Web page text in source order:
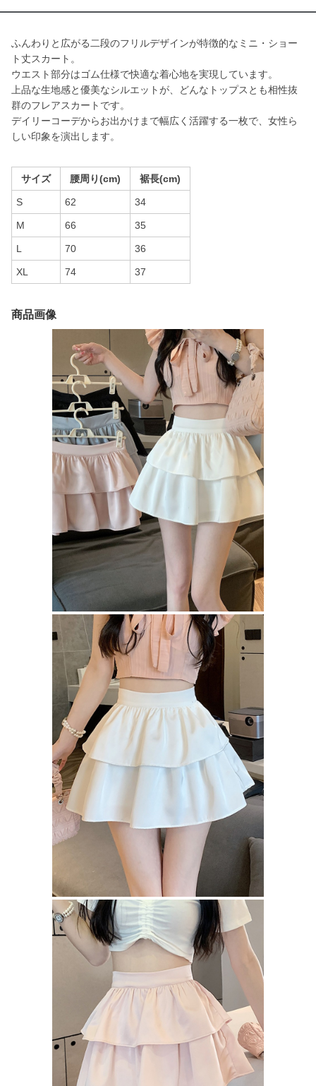
ふんわりと広がる二段のフリルデザインが特徴的なミニ・ショー
ト丈スカート。
ウエスト部分はゴム仕様で快適な着心地を実現しています。
上品な生地感と優美なシルエットが、どんなトップスとも相性抜
群のフレアスカートです。
デイリーコーデからお出かけまで幅広く活躍する一枚で、女性ら
しい印象を演出します。
サイズ 腰周り(cm) 裾長(cm)
S 62 34
M 66 35
L 70 36
XL 74 37
商品画像